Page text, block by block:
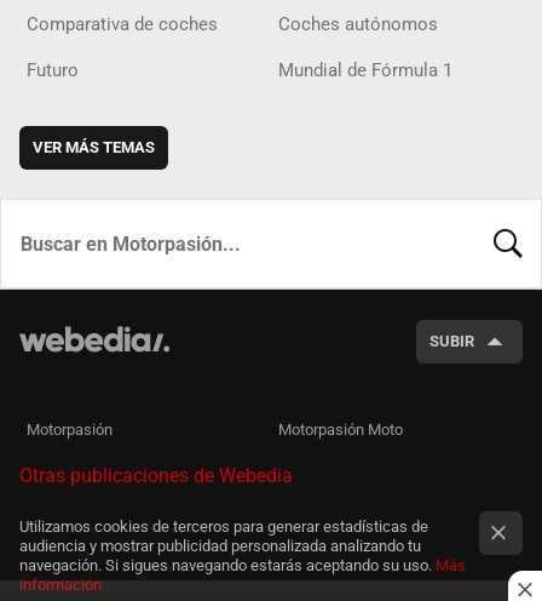
Comparativa de coches Coches autónomos
Futuro Mundial de Fórmula 1
VER MÁS TEMAS
SUBIR
Motorpasión Motorpasión Moto
Otras publicaciones de Webedia
Utilizamos cookies de terceros para generar estadísticas de
audiencia y mostrar publicidad personalizada analizando tu
navegación. Si sigues navegando estarás aceptando su uso. Más
información